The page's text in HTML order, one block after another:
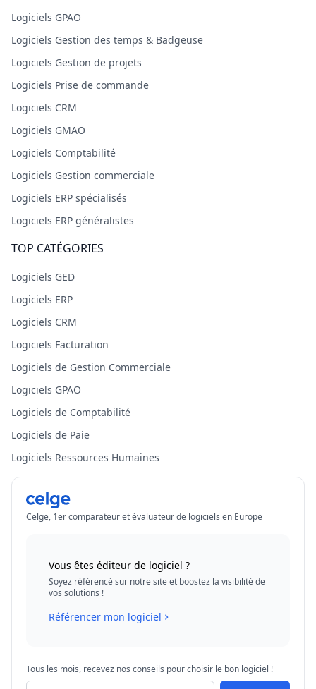
Logiciels GPAO
Logiciels Gestion des temps & Badgeuse
Logiciels Gestion de projets
Logiciels Prise de commande
Logiciels CRM
Logiciels GMAO
Logiciels Comptabilité
Logiciels Gestion commerciale
Logiciels ERP spécialisés
Logiciels ERP généralistes
TOP CATÉGORIES
Logiciels GED
Logiciels ERP
Logiciels CRM
Logiciels Facturation
Logiciels de Gestion Commerciale
Logiciels GPAO
Logiciels de Comptabilité
Logiciels de Paie
Logiciels Ressources Humaines
Celge, 1er comparateur et évaluateur de logiciels en Europe
Vous êtes éditeur de logiciel ?
Soyez référencé sur notre site et boostez la visibilité de
vos solutions !
Référencer mon logiciel
Tous les mois, recevez nos conseils pour choisir le bon logiciel !